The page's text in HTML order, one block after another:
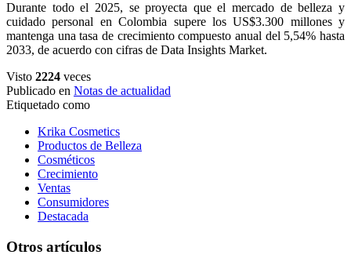
Durante todo el 2025, se proyecta que el mercado de belleza y
cuidado personal en Colombia supere los US$3.300 millones y
mantenga una tasa de crecimiento compuesto anual del 5,54% hasta
2033, de acuerdo con cifras de Data Insights Market.
Visto 2224 veces
Publicado en Notas de actualidad
Etiquetado como
Krika Cosmetics
Productos de Belleza
Cosméticos
Crecimiento
Ventas
Consumidores
Destacada
Otros artículos